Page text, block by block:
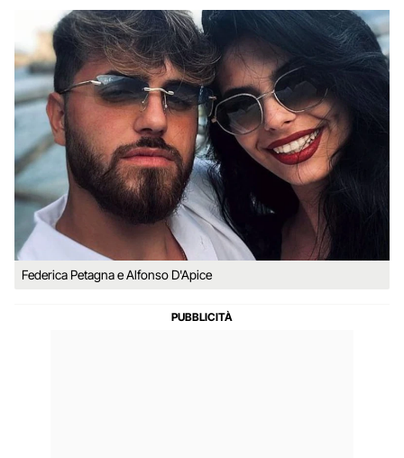
Federica Petagna e Alfonso D'Apice